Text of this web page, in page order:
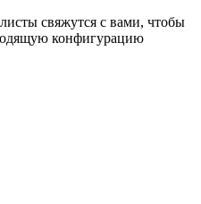
свяжутся с вами, чтобы
конфигурацию